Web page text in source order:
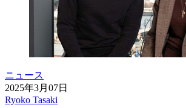
ニュース
2025年3月07日
Ryoko Tasaki